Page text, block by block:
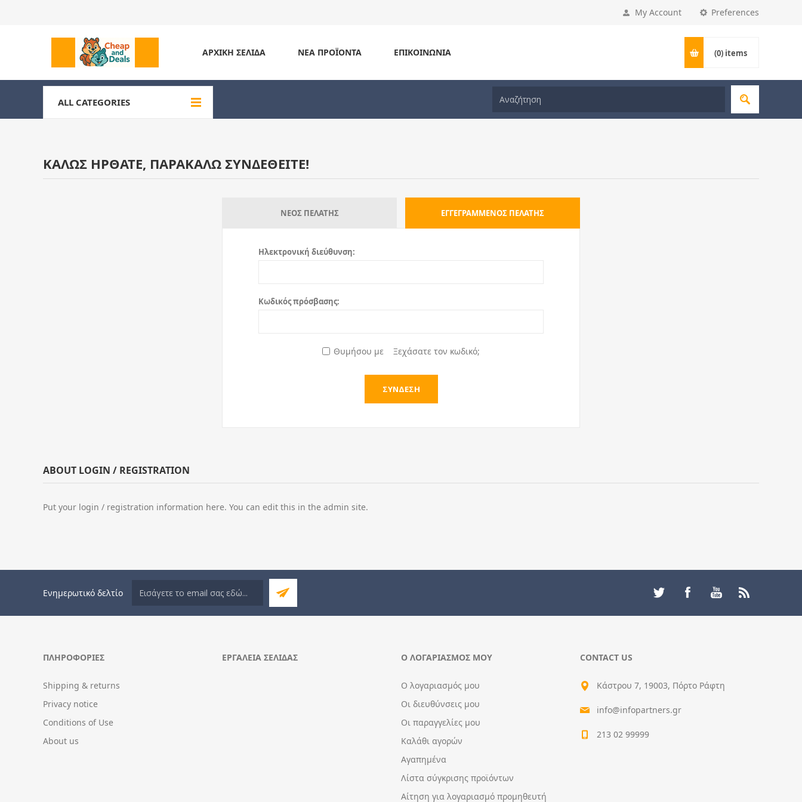
Preferences
My Account
ΑΡΧΙΚΉ ΣΕΛΊΔΑ ΝΈΑ ΠΡΟΪΌΝΤΑ ΕΠΙΚΟΙΝΩΝΊΑ (0) items
ALL CATEGORIES
ΚΑΛΏΣ ΉΡΘΑΤΕ, ΠΑΡΑΚΑΛΏ ΣΥΝΔΕΘΕΊΤΕ!
ΝΈΟΣ ΠΕΛΆΤΗΣ ΕΓΓΕΓΡΑΜΜΈΝΟΣ ΠΕΛΆΤΗΣ
Ηλεκτρονική διεύθυνση:
Κωδικός πρόσβασης:
Θυμήσου με Ξεχάσατε τον κωδικό;
ABOUT LOGIN / REGISTRATION
Put your login / registration information here. You can edit this in the admin site.
Ενημερωτικό δελτίο
ΠΛΗΡΟΦΟΡΊΕΣ
Shipping & returns
Privacy notice
Conditions of Use
About us
ΕΡΓΑΛΕΊΑ ΣΕΛΊΔΑΣ Ο ΛΟΓΑΡΙΑΣΜΌΣ ΜΟΥ
Ο λογαριασμός μου
Οι διευθύνσεις μου
Οι παραγγελίες μου
Καλάθι αγορών
Αγαπημένα
Λίστα σύγκρισης προϊόντων
Αίτηση για λογαριασμό προμηθευτή
CONTACT US
Κάστρου 7, 19003, Πόρτο Ράφτη
info@infopartners.gr
213 02 99999